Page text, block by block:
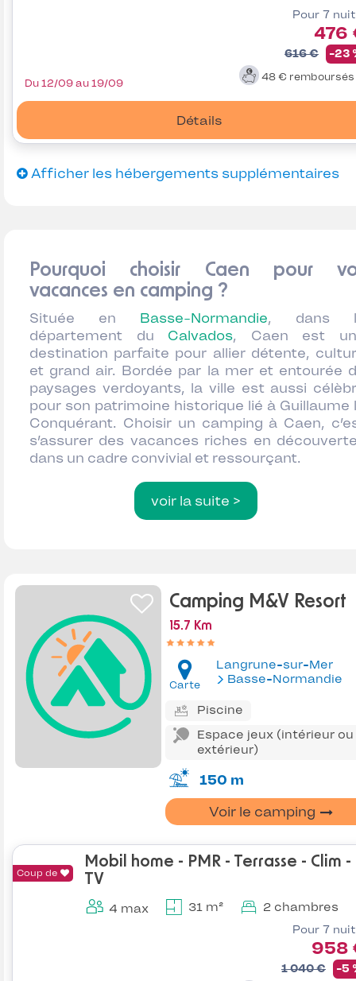
Pour 7
476
616 € -23
48 € remboursés
Détails
Du 12/09 au 19/09
Afficher les hébergements supplémentaires
Pourquoi choisir Caen pour
vacances en camping ?
Située en Basse-Normandie, dans
département du Calvados, Caen est
destination parfaite pour allier détente,
et grand air. Bordée par la mer et entourée
paysages verdoyants, la ville est aussi
pour son patrimoine historique lié à Guillaume
Conquérant. Choisir un camping à Caen,
s’assurer des vacances riches en
dans un cadre convivial et ressourçant.
voir la suite >
Camping M&V Resort
15.7 Km
Carte
Langrune-sur-Mer
Basse-Normandie
Piscine
Espace jeux (intérieur ou
extérieur)
150 m
Voir le camping
Coup de
Mobil home - PMR - Terrasse - Clim -
TV
4 max 31 m² 2 chambres
Pour 7
958
1 040 € -5